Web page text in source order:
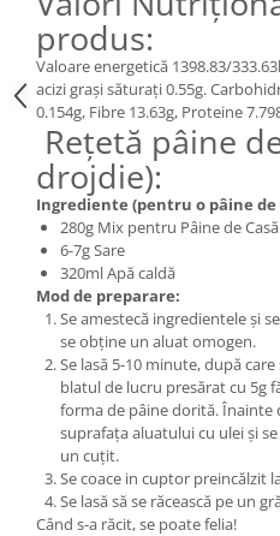
Mama si copilul
Produse pentru copii
Sarcina si alaptare
Cafea verde
Ulei de Cocos
Ulei de cocos de uz alimentar
Ulei de cocos de uz cosmetic
Alte produse din Cocos
produs:
Valoare energetică 1398.83/
acizi graşi săturaţi 0.55g.
0.154g, Fibre 13.63g, Proteine
Reţetă pâine
drojdie):
Ingrediente (pentru o pâine de
280g Mix pentru Pâine de
6-7g Sare
320ml Apă caldă
Mod de preparare:
Se amestecă ingredientele și
se obține un aluat omogen.
Se lasă 5-10 minute, după
blatul de lucru presărat cu 5g
forma de pâine dorită. Înainte
suprafața aluatului cu ulei şi
un cuţit.
Se coace in cuptor preincălzit
Se lasă să se răcească pe un
Când s-a răcit, se poate felia!